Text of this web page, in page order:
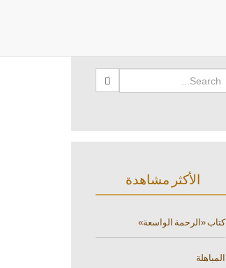
الأكثر مشاهدة
كتاب «الرحمة الواسعة»
المباهلة